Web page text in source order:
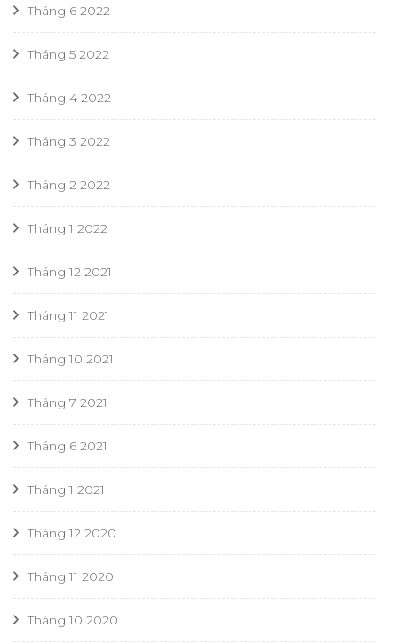
Tháng 6 2022
Tháng 5 2022
Tháng 4 2022
Tháng 3 2022
Tháng 2 2022
Tháng 1 2022
Tháng 12 2021
Tháng 11 2021
Tháng 10 2021
Tháng 7 2021
Tháng 6 2021
Tháng 1 2021
Tháng 12 2020
Tháng 11 2020
Tháng 10 2020